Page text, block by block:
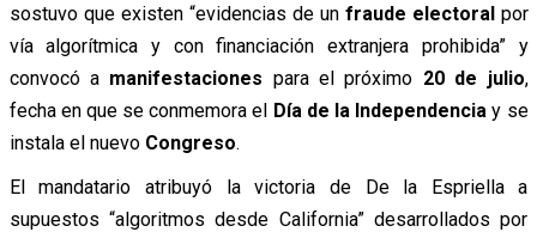
sostuvo que existen “evidencias de un fraude electoralpor
vía algorítmica y con financiación extranjera prohibida” y
convocó a manifestaciones para el próximo 20 de julio,
fecha en que se conmemora el Día de la Independencia y se
instala el nuevo Congreso.
El mandatario atribuyó la victoria de De la Espriella a
supuestos “algoritmos desde California” desarrollados por